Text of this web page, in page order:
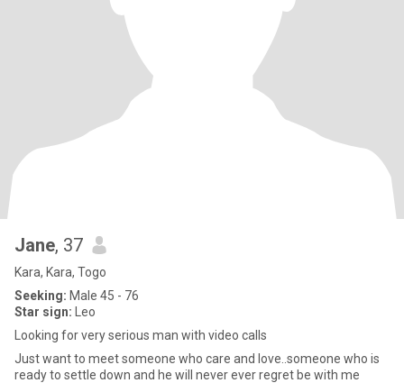
Jane, 37
Kara, Kara, Togo
Seeking: Male 45 - 76
Star sign: Leo
Looking for very serious man with video calls
Just want to meet someone who care and love..someone who is
ready to settle down and he will never ever regret be with me